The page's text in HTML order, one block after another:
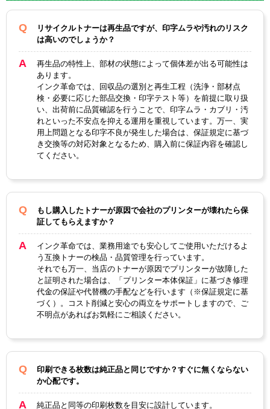
対応
純正型番
カテゴリ
カラー ブラック
ICチップ あり なし
製品タイプ
リサイクルトナ
ー
リサイクルドラ
ム
リサイクルトナーは再生品ですが、印字ムラや汚れのリスク
は高いのでしょうか？
再生品の特性上、部材の状態によって個体差が出る可能性は
あります。
インク革命では、回収品の選別と再生工程（洗浄・部材点
検・必要に応じた部品交換・印字テスト等）を前提に取り扱
い、出荷前に品質確認を行うことで、印字ムラ・カブリ・汚
れといった不安点を抑える運用を重視しています。万一、実
用上問題となる印字不良が発生した場合は、保証規定に基づ
き交換等の対応対象となるため、購入前に保証内容を確認し
てください。
もし購入したトナーが原因で会社のプリンターが壊れたら保
証してもらえますか？
インク革命では、業務用途でも安心してご使用いただけるよ
う互換トナーの検品・品質管理を行っています。
それでも万一、当店のトナーが原因でプリンターが故障した
と証明された場合は、「プリンター本体保証」に基づき修理
代金の保証や代替機の手配などを行います（※保証規定に基
づく）。コスト削減と安心の両立をサポートしますので、ご
不明点があればお気軽にご相談ください。
印刷できる枚数は純正品と同じですか？すぐに無くならない
か心配です。
純正品と同等の印刷枚数を目安に設計しています。